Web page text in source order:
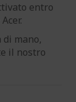
entro
mano,
il nostro